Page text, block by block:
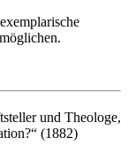
und Theologe,
(1882)